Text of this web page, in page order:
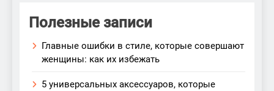
Полезные записи
Главные ошибки в стиле, которые совершают
женщины: как их избежать
5 универсальных аксессуаров, которые